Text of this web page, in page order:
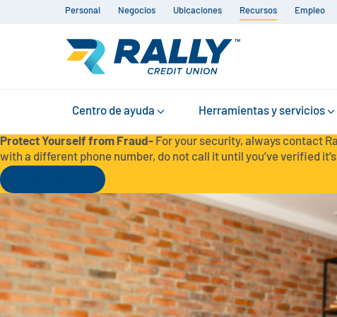
Personal Negocios Ubicaciones Recursos Empleo
Centro de ayuda Herramientas y servicios
Protect Yourself from Fraud- For your security, always contact
with a different phone number, do not call it until you’ve verified